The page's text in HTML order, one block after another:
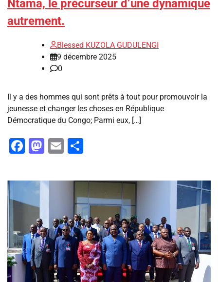
Ntama, le précurseur d’une dynamique
autrement.
Blessed KUZOLA GUDULENGI
9 décembre 2025
0
Il y a des hommes qui sont prêts à tout pour promouvoir la
jeunesse et changer les choses en République
Démocratique du Congo; ‎Parmi eux, […]
Facebook
Mastodon
Email